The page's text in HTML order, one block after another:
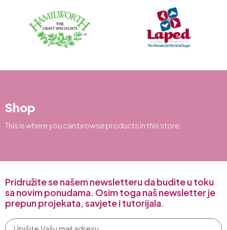
Shop
This is where you can browse products in this store.
Pridružite se našem newsletteru da budite u toku
sa novim ponudama. Osim toga naš newsletter je
prepun projekata, savjete i tutorijala.